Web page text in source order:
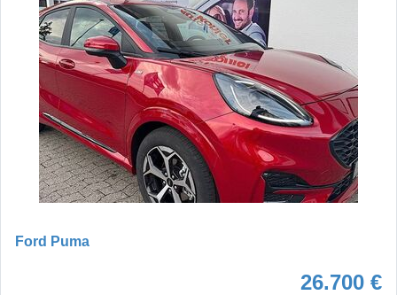
Ford Puma
26.700 €